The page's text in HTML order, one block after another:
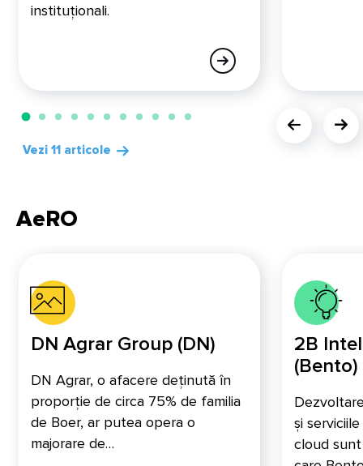
instituționali.
Vezi 11 articole
AeRO
DN Agrar Group (DN)
DN Agrar, o afacere deținută în
proporție de circa 75% de familia
de Boer, ar putea opera o
majorare de…
2B
(Bento)
și
cloud